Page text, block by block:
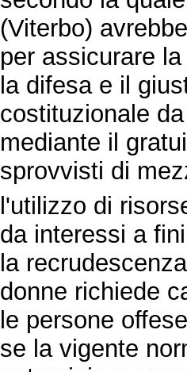
(Viterbo)
per assicurare
la difesa e il
costituzionale
mediante il
sprovvisti di
l'utilizzo di
da interessi a
la
donne richiede
le persone
se la vigente